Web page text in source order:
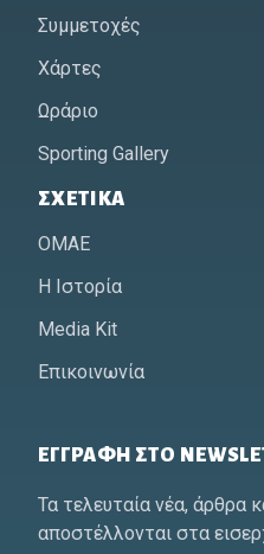
Συμμετοχές
Χάρτες
Ωράριο
Sporting Gallery
ΣΧΕΤΙΚΆ
ΟΜΑΕ
Η Ιστορία
Media Kit
Επικοινωνία
ΕΓΓΡΑΦΉ ΣΤΟ
Τα τελευταία νέα, άρθρα
αποστέλλονται στα